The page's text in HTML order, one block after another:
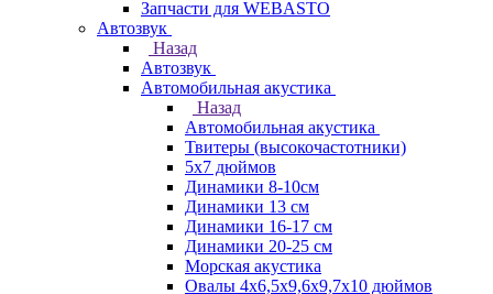
Запчасти для WEBASTO
Автозвук
Назад
Автозвук
Автомобильная акустика
Назад
Автомобильная акустика
Твитеры (высокочастотники)
5x7 дюймов
Динамики 8-10см
Динамики 13 см
Динамики 16-17 см
Динамики 20-25 см
Морская акустика
Овалы 4х6,5х9,6x9,7х10 дюймов